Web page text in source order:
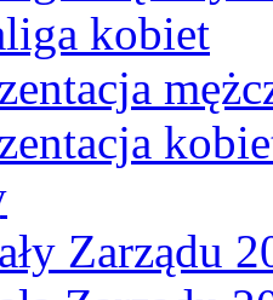
kobiet
Zarządu